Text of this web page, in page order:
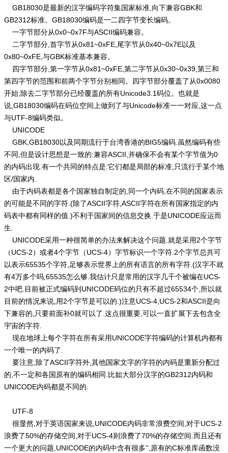
GB18030是最新的汉字编码字符集国家标准,向下兼容GBK和
GB2312标准。GB18030编码是一二四字节变长编码。
一字节部分从0x0~0x7F与ASCII编码兼容。
二字节部分,首字节从0x81~0xFE,尾字节从0x40~0x7E以及
0x80~0xFE,与GBK标准基本兼容。
四字节部分,第一字节从0x81~0xFE,第二字节从0x30~0x39,第三和
第四字节的范围和前两个字节分别相同。四字节部分覆盖了从0x0080
开始,除去二字节部分已经覆盖的所有Unicode3.1码位。也就是
说,GB18030编码在码位空间上做到了与Unicode标准一一对应,这一点
与UTF-8编码类似。
UNICODE
GBK,GB18030以及同期流行于台湾香港的BIG5编码.虽然编码有些
不同,但是设计思想是一致的:兼容ASCII,并确保不会有某个字节值为0
的内码出现.有一个共同的特点是:它们都是局部的标准,只流行于某个地
区/国家内.
由于内码表都是各个国家独自制定的,同一个内码,在不同的国家表示
的可能是不同的字符.(除了ASCII字符,ASCII字符在所有国家指定的内
码表中都有同样的值.)不利于国家间的信息交换.于是UNICODE应运而
生.
UNICODE采用一种很简单的办法来解决这个问题.就是采用2个字节
（UCS-2）或者4个字节（UCS-4）字节标识一个字符.2个字节总共可
以表示65535个字符,足够表示世界上的所有语言的所有字符.(汉字不就
有4万多个吗,65535怎么够.我估计只是常用的汉字几千个被编在UCS-
2中吧.目前被正式编码到UNICODE码位的只有不超过65534个,所以就
目前的情况来说,用2个字节是可以的.)注意UCS-4,UCS-2和ASCII是向
下兼容的,只要前面补0就可以了.这点很重要,可以一直扩展下去包含全
宇宙的字符.
现在地球上每个字符在所有采用UNICODE字符编码的计算机内都有
一个唯一的内码了.
要注意,除了ASCII字符外,其他国家文字的字符的内码是重新分配过
的,不一定和各国原有的编码相同.比如大部分汉字的GB2312内码和
UNICODE内码都是不同的.
UTF-8
很显然,对于英语国家来说,UNICODE内码非常浪费空间,对于UCS-2
浪费了50%的存储空间,对于UCS-4则浪费了70%的存储空间.而且还有
一个更大的问题,UNICODE的内码中含有很多'',原有的C标准库函数没